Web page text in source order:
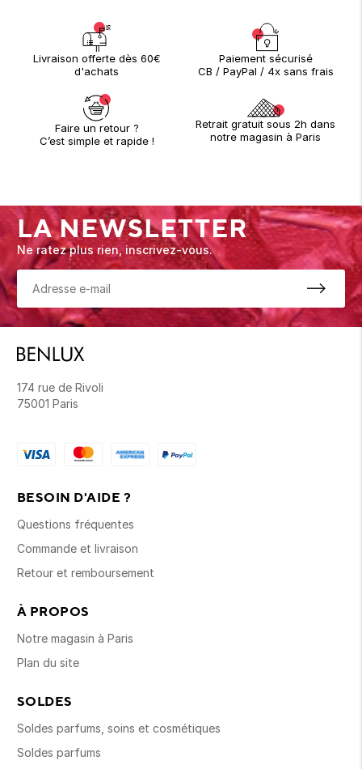
Livraison offerte dès 60€
d'achats
Paiement sécurisé
CB / PayPal / 4x sans frais
Faire un retour ?
C’est simple et rapide !
Retrait gratuit sous 2h dans
notre magasin à Paris
LA NEWSLETTER
Ne ratez plus rien, inscrivez-vous.
174 rue de Rivoli
75001 Paris
BESOIN D'AIDE ?
Questions fréquentes
Commande et livraison
Retour et remboursement
À PROPOS
Notre magasin à Paris
Plan du site
SOLDES
Soldes parfums, soins et cosmétiques
Soldes parfums